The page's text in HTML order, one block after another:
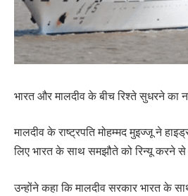
भारत और मालदीव के बीच रिश्ते सुधरने का
मालदीव के राष्ट्रपति मोहम्मद मुइज्जू ने
लिए भारत के साथ समझौते को रिन्यू करने से
उन्होंने कहा कि मालदीव सरकार भारत के